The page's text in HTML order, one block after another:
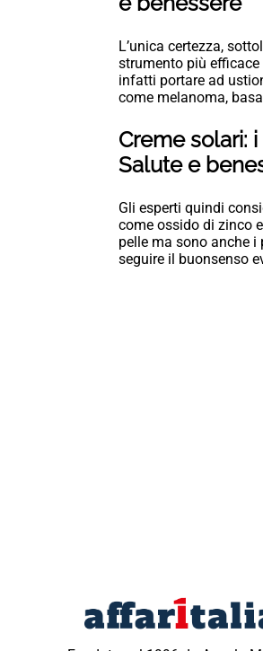
L’unica certezza,
strumento più efficace
infatti portare ad
come melanoma,
Creme solari:
Salute e
Gli esperti quindi
come ossido di zinco
pelle ma sono anche
seguire il buonsenso